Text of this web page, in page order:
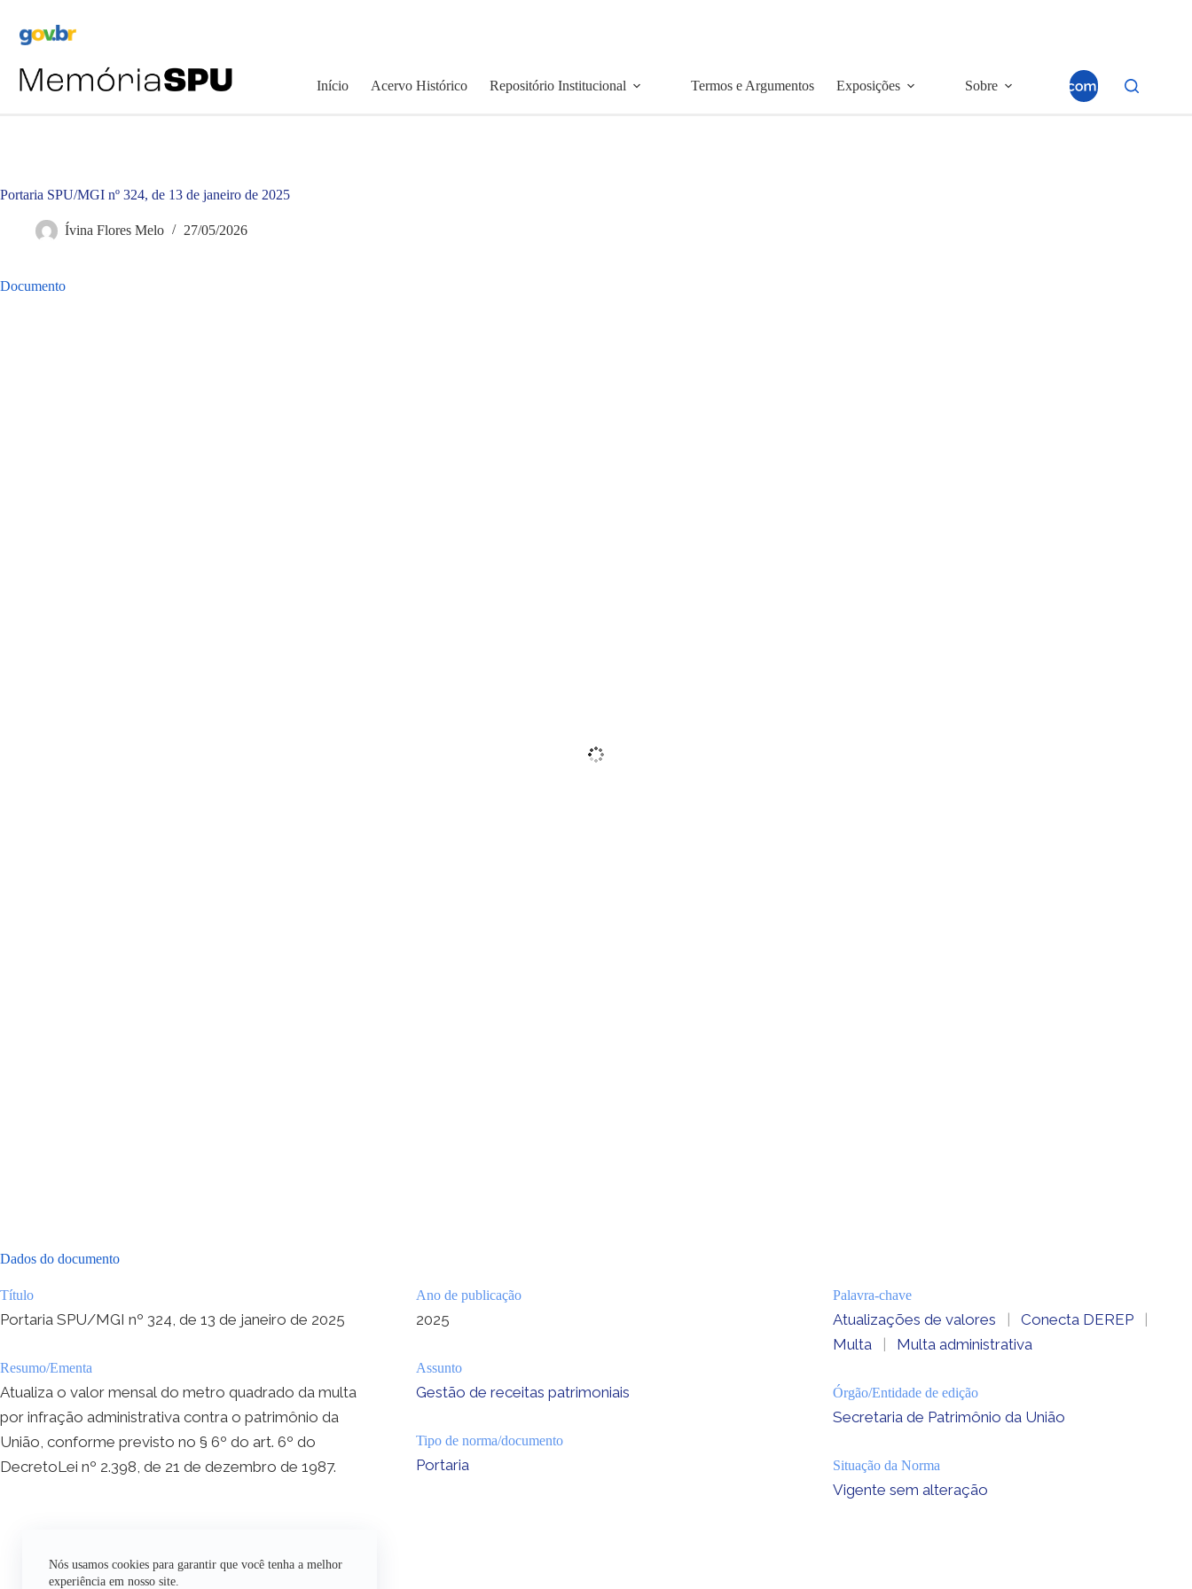
Nós usamos cookies para garantir que você tenha a melhor
experiência em nosso site.
Início Acervo Histórico Repositório Institucional Termos e Argumentos Exposições Sobre
Portaria SPU/MGI nº 324, de 13 de janeiro de 2025
Ívina Flores Melo 27/05/2026
Documento
Dados do documento
Título
Portaria SPU/MGI nº 324, de 13 de janeiro de 2025
Resumo/Ementa
Atualiza o valor mensal do metro quadrado da multa
por infração administrativa contra o patrimônio da
União, conforme previsto no § 6º do art. 6º do
DecretoLei nº 2.398, de 21 de dezembro de 1987.
Ano de publicação
2025
Assunto
Gestão de receitas patrimoniais
Tipo de norma/documento
Portaria
Palavra-chave
Atualizações de valores | Conecta DEREP
|
Multa
| Multa administrativa
Órgão/Entidade de edição
Secretaria de Patrimônio da União
Situação da Norma
Vigente sem alteração